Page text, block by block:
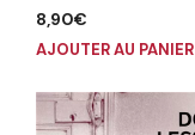
8,90€
AJOUTER AU PANIER